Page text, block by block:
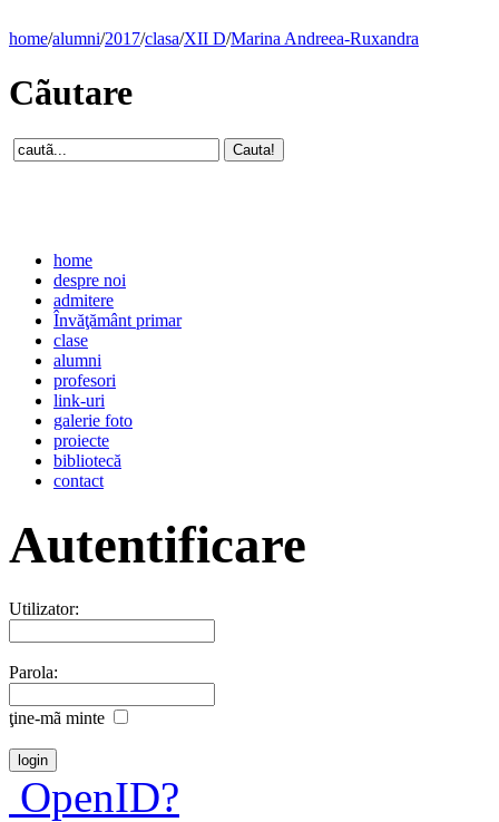
home/alumni/2017/clasa/XII D/Marina Andreea-Ruxandra
Cãutare
home
despre noi
admitere
Învăţământ primar
clase
alumni
profesori
link-uri
galerie foto
proiecte
bibliotecă
contact
Autentificare
Utilizator:
Parola:
ţine-mã minte
OpenID?